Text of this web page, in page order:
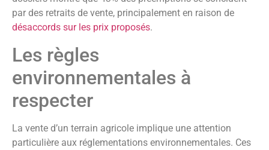
par des retraits de vente, principalement en raison de
désaccords sur les prix proposés.
Les règles
environnementales à
respecter
La vente d’un terrain agricole implique une attention
particulière aux réglementations environnementales. Ces